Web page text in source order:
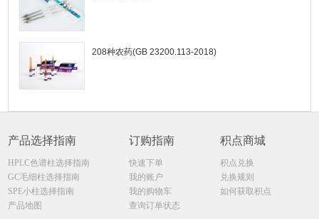
208种农药(GB 23200.113-2018)
产品选择指南
HPLC色谱柱选择指南
GC毛细柱选择指南
SPE小柱选择指南
产品地图
订购指南
快速下单
我的账户
我的购物车
查询订单状态
积点商城
积点兑换
兑换规则
如何获取积点